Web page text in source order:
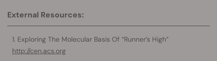
External Resources:
Exploring The Molecular Basis Of “Runner’s High”
http://cen.acs.org